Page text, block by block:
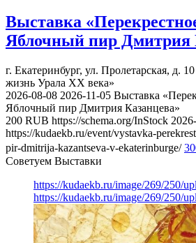
Выставка
Яблочный пир Дмитрия
г. Екатеринбург, ул. Пролетарская, д. 10
жизнь Урала ХХ века»
2026-08-08 2026-11-05 Выставка
Яблочный пир Дмитрия Казанцева»
200 RUB https://schema.org/InStock
https://kudaekb.ru/event/vystavka-
pir-dmitrija-kazantseva-v-ekaterinburge/
Советуем Выставки
https://kudaekb.ru/image/269/250/
https://kudaekb.ru/image/269/250/